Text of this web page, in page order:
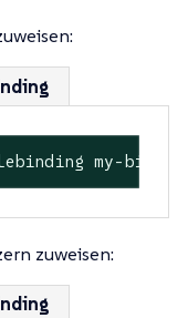
my-
zuweisen: